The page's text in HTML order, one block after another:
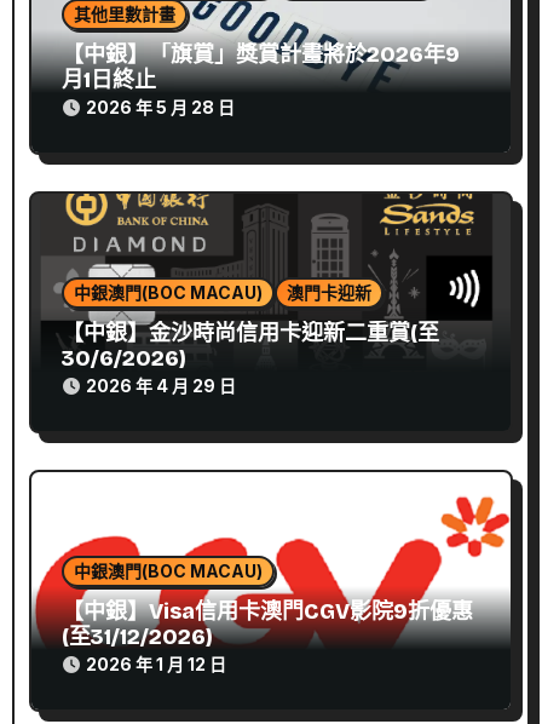
其他里數計畫
【中銀】「旗賞」獎賞計畫將於2026年9
月1日終止
2026 年 5 月 28 日
中銀澳門(BOC MACAU) 澳門卡迎新
【中銀】金沙時尚信用卡迎新二重賞(至
30/6/2026)
2026 年 4 月 29 日
中銀澳門(BOC MACAU)
【中銀】Visa信用卡澳門CGV影院9折優惠
(至31/12/2026)
2026 年 1 月 12 日